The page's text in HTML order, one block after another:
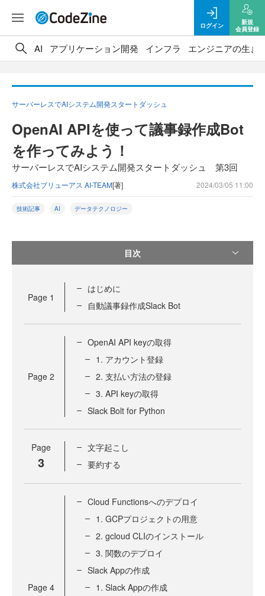
ログイン
新規
会員登録
AI アプリケーション開発 インフラ エンジニアの生き
サーバーレスでAIシステム開発スタートダッシュ
OpenAI APIを使って議事録作成Bot
を作ってみよう！
サーバーレスでAIシステム開発スタートダッシュ 第3回
株式会社ブリューアス AI-TEAM[著] 2024/03/05 11:00
技術記事 AI データテクノロジー
目次
Page 1
はじめに
自動議事録作成Slack Bot
Page 2
OpenAI API keyの取得
1. アカウント登録
2. 支払い方法の登録
3. API keyの取得
Slack Bolt for Python
Page
3
文字起こし
要約する
Page 4
Cloud Functionsへのデプロイ
1. GCPプロジェクトの用意
2. gcloud CLIのインストール
3. 関数のデプロイ
Slack Appの作成
1. Slack Appの作成